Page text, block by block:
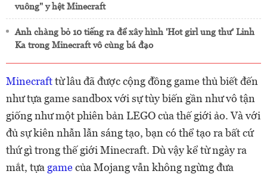
vuông" y hệt Minecraft
Anh chàng bỏ 10 tiếng ra để xây hình 'Hot girl ung thư' Linh
Ka trong Minecraft vô cùng bá đạo
Minecrafttừ lâu đã được cộng đồng game thủ biết đến
như tựa game sandbox với sự tùy biến gần như vô tận
giống như một phiên bản LEGO của thế giới ảo. Và với
đủ sự kiên nhẫn lẫn sáng tạo, bạn có thể tạo ra bất cứ
thứ gì trong thế giới Minecraft. Dù vậy kể từ ngày ra
mắt, tựa gamecủa Mojang vẫn không ngừng đưa